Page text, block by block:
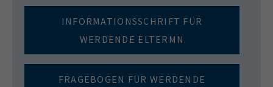
INFORMATIONSSCHRIFT FÜR
WERDENDE ELTERMN
FRAGEBOGEN FÜR WERDENDE